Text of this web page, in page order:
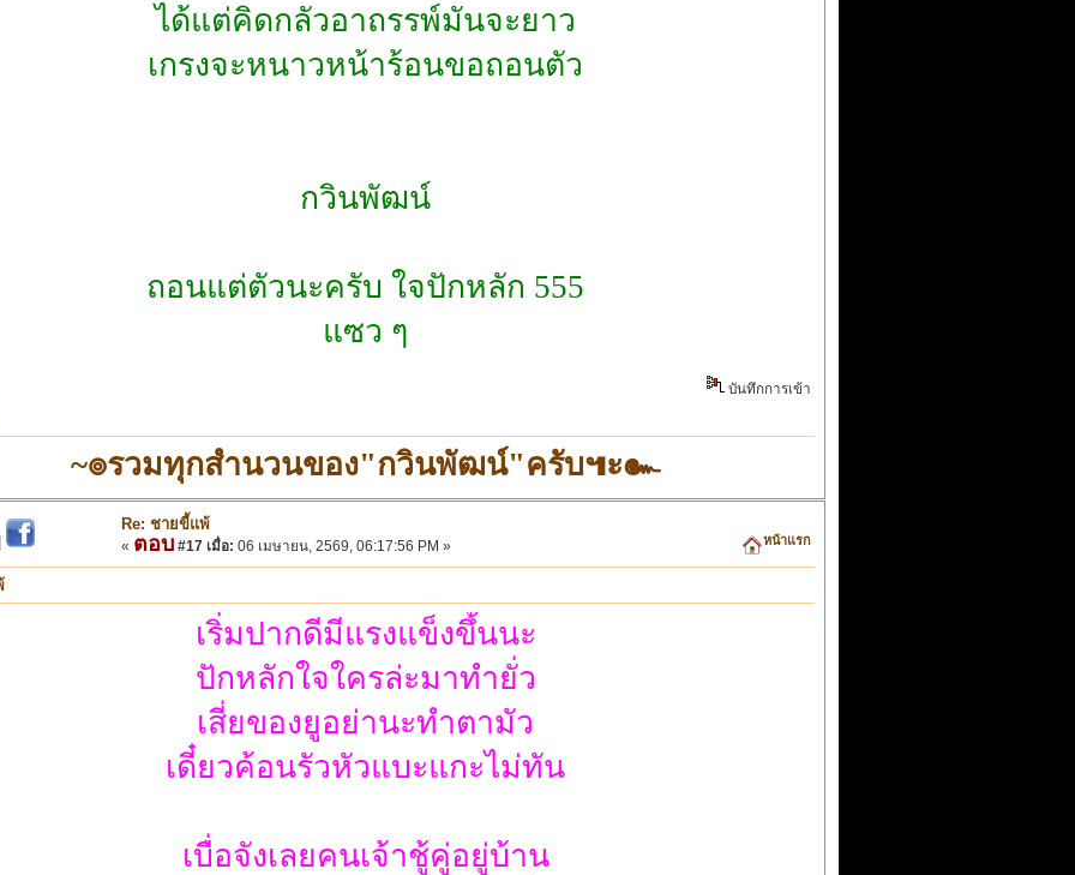
ได้แต่คิดกลัวอาถรรพ์มันจะยาว
เกรงจะหนาวหน้าร้อนขอถอนตัว
กวินพัฒน์
ถอนแต่ตัวนะครับ ใจปักหลัก 555
แซว ๆ
บันทึกการเข้า
~๏รวมทุกสำนวนของ"กวินพัฒน์"ครับ๚ะ๛
Re: ชายขี้แพ้
« ตอบ #17 เมื่อ: 06 เมษายน, 2569, 06:17:56 PM » หน้าแรก
เริ่มปากดีมีแรงแข็งขึ้นนะ
ปักหลักใจใครล่ะมาทำยั่ว
เสี่ยของยูอย่านะทำตามัว
เดี๋ยวค้อนรัวหัวแบะแกะไม่ทัน
เบื่อจังเลยคนเจ้าชู้คู่อยู่บ้าน